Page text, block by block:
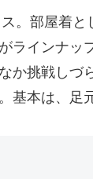
。部屋着
ラインナ
か挑戦し
基本は、足